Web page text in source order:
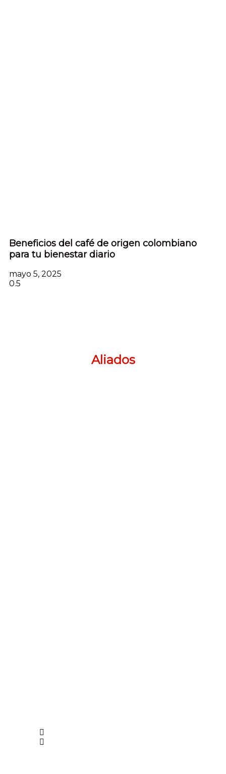
Beneficios del café de origen colombiano
para tu bienestar diario
mayo 5, 2025
Aliados